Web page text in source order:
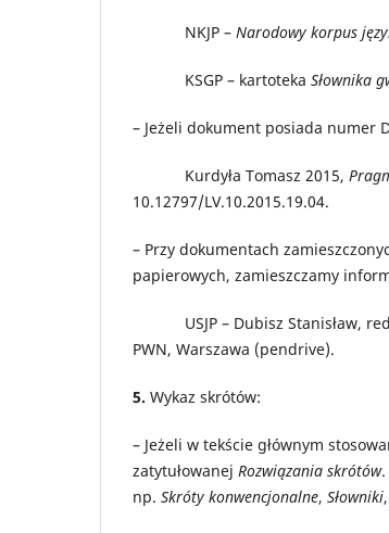
NKJP – Narodowy korpus
KSGP – kartoteka Słownika
– Jeżeli dokument posiada numer
Kurdyła Tomasz 2015,
10.12797/LV.10.2015.19.04.
– Przy dokumentach
papierowych, zamieszczamy
USJP – Dubisz Stanisław,
PWN, Warszawa (pendrive).
5. Wykaz skrótów:
– Jeżeli w tekście głównym
zatytułowanej Rozwiązania skrótów
np. Skróty konwencjonalne, Słowniki,